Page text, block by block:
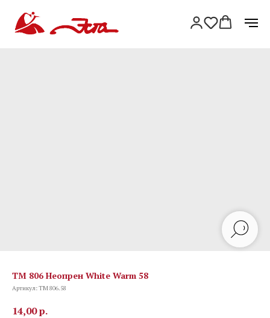
TM 806 Неопрен White Warm 58
Артикул:TM 806.58
14,00р.